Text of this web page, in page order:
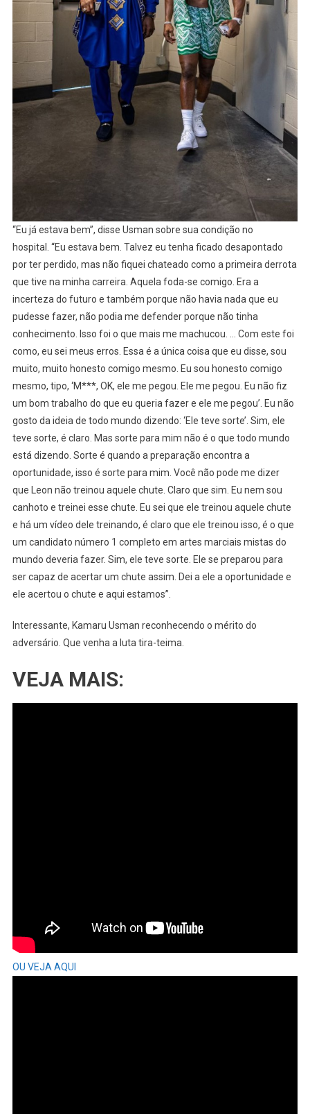
“Eu já estava bem”, disse Usman sobre sua condição no
hospital. “Eu estava bem. Talvez eu tenha ficado desapontado
por ter perdido, mas não fiquei chateado como a primeira derrota
que tive na minha carreira. Aquela foda-se comigo. Era a
incerteza do futuro e também porque não havia nada que eu
pudesse fazer, não podia me defender porque não tinha
conhecimento. Isso foi o que mais me machucou. … Com este foi
como, eu sei meus erros. Essa é a única coisa que eu disse, sou
muito, muito honesto comigo mesmo. Eu sou honesto comigo
mesmo, tipo, ‘M***, OK, ele me pegou. Ele me pegou. Eu não fiz
um bom trabalho do que eu queria fazer e ele me pegou’. Eu não
gosto da ideia de todo mundo dizendo: ‘Ele teve sorte’. Sim, ele
teve sorte, é claro. Mas sorte para mim não é o que todo mundo
está dizendo. Sorte é quando a preparação encontra a
oportunidade, isso é sorte para mim. Você não pode me dizer
que Leon não treinou aquele chute. Claro que sim. Eu nem sou
canhoto e treinei esse chute. Eu sei que ele treinou aquele chute
e há um vídeo dele treinando, é claro que ele treinou isso, é o que
um candidato número 1 completo em artes marciais mistas do
mundo deveria fazer. Sim, ele teve sorte. Ele se preparou para
ser capaz de acertar um chute assim. Dei a ele a oportunidade e
ele acertou o chute e aqui estamos”.
Interessante, Kamaru Usman reconhecendo o mérito do
adversário. Que venha a luta tira-teima.
VEJA MAIS:
OU VEJA AQUI